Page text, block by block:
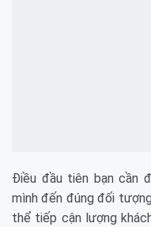
Điều đầu tiên bạn cần
mình đến đúng đối
thể tiếp cận lượng